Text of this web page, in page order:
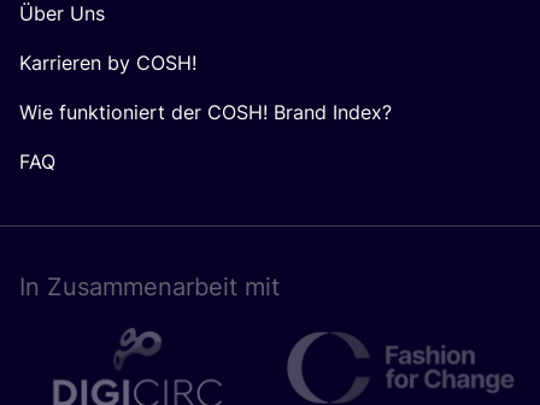
Über Uns
Karrieren by COSH!
Wie funktioniert der COSH! Brand Index?
FAQ
In Zusam­men­ar­beit mit